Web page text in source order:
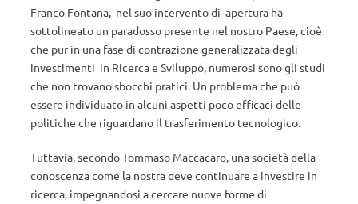
Franco Fontana, nel suo intervento di apertura ha
sottolineato un paradosso presente nel nostro Paese, cioè
che pur in una fase di contrazione generalizzata degli
investimenti in Ricerca e Sviluppo, numerosi sono gli studi
che non trovano sbocchi pratici. Un problema che può
essere individuato in alcuni aspetti poco efficaci delle
politiche che riguardano il trasferimento tecnologico.
Tuttavia, secondo Tommaso Maccacaro, una società della
conoscenza come la nostra deve continuare a investire in
ricerca, impegnandosi a cercare nuove forme di